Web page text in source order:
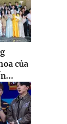
của